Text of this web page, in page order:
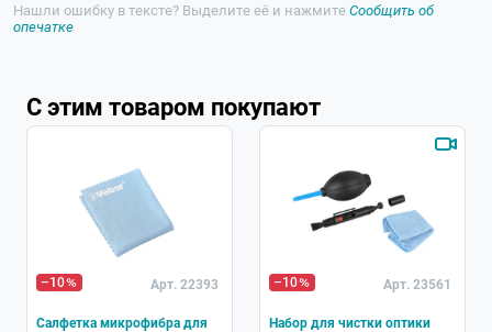
Нашли ошибку в тексте? Выделите её и нажмите Сообщить об
опечатке
С этим товаром покупают
–10 Арт. 22393
Салфетка микрофибра для
–10 Арт. 23561
Набор для чистки оптики